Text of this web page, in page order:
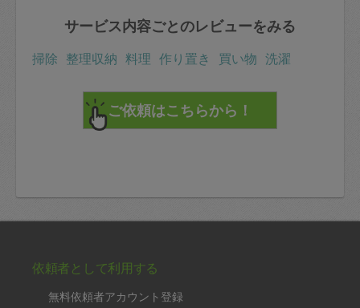
サービス内容ごとのレビューをみる
掃除 整理収納 料理 作り置き 買い物 洗濯
依頼者として利用する
無料依頼者アカウント登録